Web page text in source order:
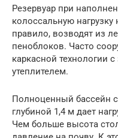
Резервуар при
колоссальную
правило, возводят из
пеноблоков. Часто
каркасной технологии
утеплителем.
Полноценный бассейн
глубиной 1,4 м дает
Чем больше высота